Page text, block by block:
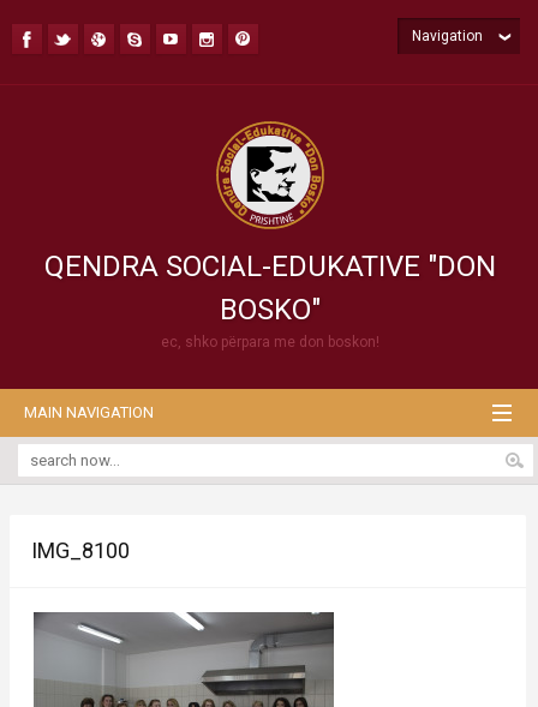
QENDRA SOCIAL-EDUKATIVE "DON
BOSKO"
ec, shko përpara me don boskon!
Navigation
MAIN NAVIGATION
IMG_8100